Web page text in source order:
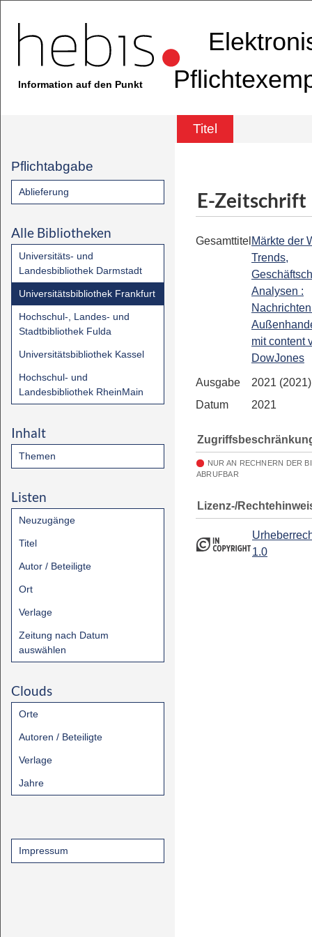
Information auf den Punkt
Titel
Pflichtabgabe
Ablieferung
Alle Bibliotheken
Universitäts- und
Landesbibliothek Darmstadt
Universitätsbibliothek Frankfurt
Hochschul-, Landes- und
Stadtbibliothek Fulda
Universitätsbibliothek Kassel
Hochschul- und
Landesbibliothek RheinMain
Inhalt
Themen
Listen
Neuzugänge
Titel
Autor / Beteiligte
Ort
Verlage
Zeitung nach Datum
auswählen
Clouds
Orte
Autoren / Beteiligte
Verlage
Jahre
Impressum
E-Zeitschrift
Gesamttitel Märkte der
Trends,
Analysen :
mit content
DowJones
Ausgabe
2021
Datum
2021
NUR AN RECHNERN DER
ABRUFBAR
Lizenz-/
1.0